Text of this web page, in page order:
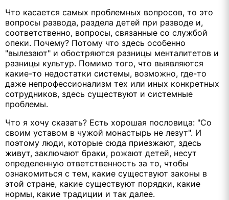
Что касается самых проблемных вопросов, то это
вопросы развода, раздела детей при разводе и,
соответственно, вопросы, связанные со службой
опеки. Почему? Потому что здесь особенно
"вылезают" и обостряются разницы менталитетов и
разницы культур. Помимо того, что выявляются
какие-то недостатки системы, возможно, где-то
даже непрофессионализм тех или иных конкретных
сотрудников, здесь существуют и системные
проблемы.
Что я хочу сказать? Есть хорошая пословица: "Со
своим уставом в чужой монастырь не лезут". И
поэтому люди, которые сюда приезжают, здесь
живут, заключают браки, рожают детей, несут
определенную ответственность за то, чтобы
ознакомиться с тем, какие существуют законы в
этой стране, какие существуют порядки, какие
нормы, какие традиции и так далее.